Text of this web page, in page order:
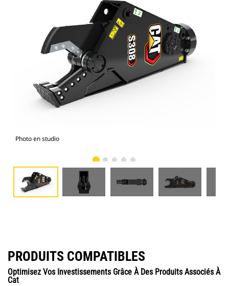
Photo en studio
PRODUITS COMPATIBLES
Optimisez Vos Investissements Grâce À Des Produits Associés À
Cat